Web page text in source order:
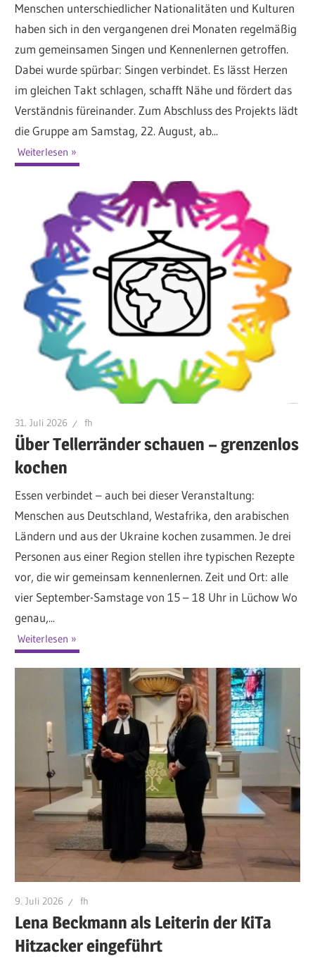
Menschen unterschiedlicher Nationalitäten und Kulturen
haben sich in den vergangenen drei Monaten regelmäßig
zum gemeinsamen Singen und Kennenlernen getroffen.
Dabei wurde spürbar: Singen verbindet. Es lässt Herzen
im gleichen Takt schlagen, schafft Nähe und fördert das
Verständnis füreinander. Zum Abschluss des Projekts lädt
die Gruppe am Samstag, 22. August, ab...
Weiterlesen
31. Juli 2026 fh
Über Tellerränder schauen – grenzenlos
kochen
Essen verbindet – auch bei dieser Veranstaltung:
Menschen aus Deutschland, Westafrika, den arabischen
Ländern und aus der Ukraine kochen zusammen. Je drei
Personen aus einer Region stellen ihre typischen Rezepte
vor, die wir gemeinsam kennenlernen. Zeit und Ort: alle
vier September-Samstage von 15 – 18 Uhr in Lüchow Wo
genau,...
Weiterlesen
9. Juli 2026 fh
Lena Beckmann als Leiterin der KiTa
Hitzacker eingeführt